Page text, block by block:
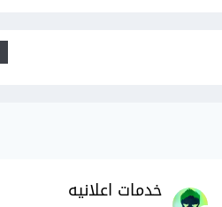
خدمات اعلانيه